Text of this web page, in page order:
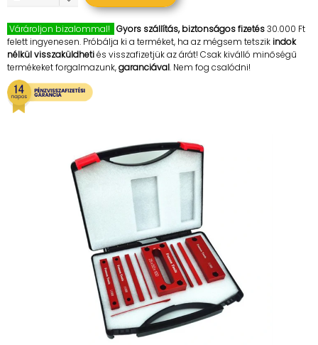
Várároljon bizalommal! Gyors szállítás, biztonságos fizetés30.000 Ft
felett ingyenesen. Próbálja ki a terméket, ha az mégsem tetszikindok
nélkül visszaküldhetiés visszafizetjük az árát! Csak kiválló minőségű
termékeket forgalmazunk,garanciával. Nem fog csalódni!